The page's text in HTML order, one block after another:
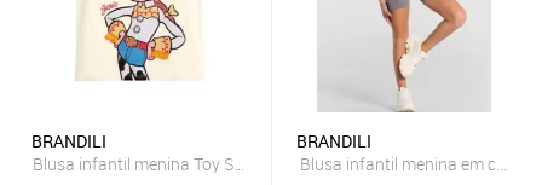
BRANDILI
Blusa infantil menina Toy Story em meia malha Brandili
BRANDILI
Blusa infantil menina em cotton